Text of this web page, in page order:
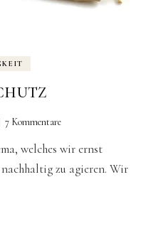
7 Kommentarezu
welches wir ernst
nachhaltig zu agieren. Wir